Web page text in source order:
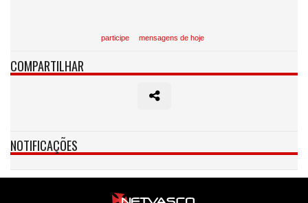
participe mensagens de hoje
COMPARTILHAR
NOTIFICAÇÕES